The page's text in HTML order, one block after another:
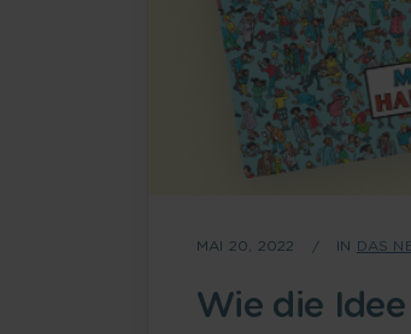
MAI 20, 2022 IN DAS
Wie die